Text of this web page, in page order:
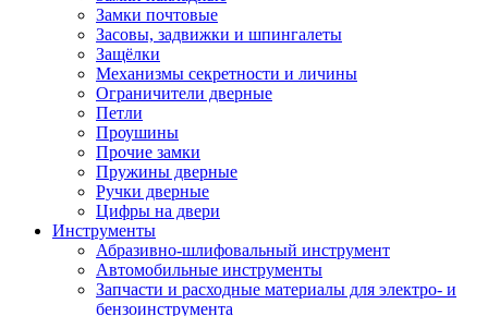
Замки почтовые
Засовы, задвижки и шпингалеты
Защёлки
Механизмы секретности и личины
Ограничители дверные
Петли
Проушины
Прочие замки
Пружины дверные
Ручки дверные
Цифры на двери
Инструменты
Абразивно-шлифовальный инструмент
Автомобильные инструменты
Запчасти и расходные материалы для электро- и
бензоинструмента